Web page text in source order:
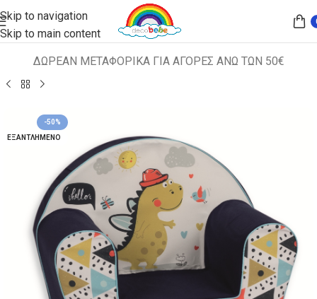
Skip to navigation
Skip to main content
ΔΩΡΕΑΝ ΜΕΤΑΦΟΡΙΚΑ ΓΙΑ ΑΓΟΡΕΣ ΑΝΩ ΤΩΝ 50€
Αρχική σελίδα ΠΑΙΔΙΚΑ ΚΑΘΙΣΜΑΤΑ ΠΟΛΥΘΡΟΝΑΚΙΑ
-50%
ΕΞΑΝΤΛΗΜΈΝΟ